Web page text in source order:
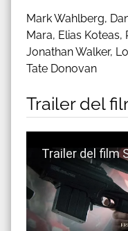
Mark Wahlberg,
Mara, Elias Koteas,
Jonathan Walker,
Tate Donovan
Trailer del